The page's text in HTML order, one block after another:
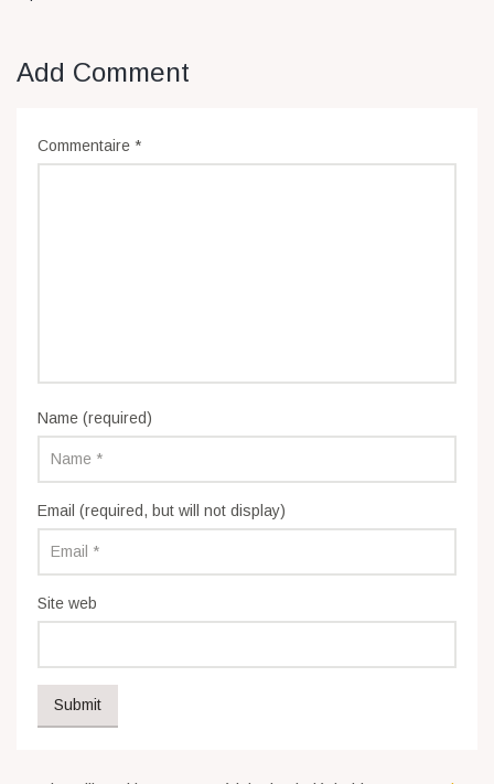
Add Comment
Commentaire *
Name (required)
Email (required, but will not display)
Site web